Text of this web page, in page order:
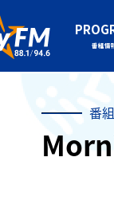
番組情
番